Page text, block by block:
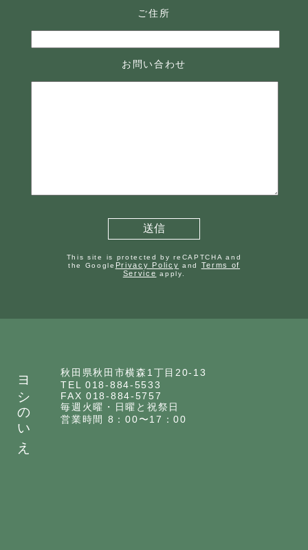
ご住所
お問い合わせ
This site is protected by reCAPTCHA and
the Google Privacy Policy and Terms of
Service apply.
ヨシのいえ
秋田県秋田市横森1丁目20-13
TEL 018-884-5533
FAX 018-884-5757
毎週火曜・日曜と祝祭日
営業時間 8：00〜17：00